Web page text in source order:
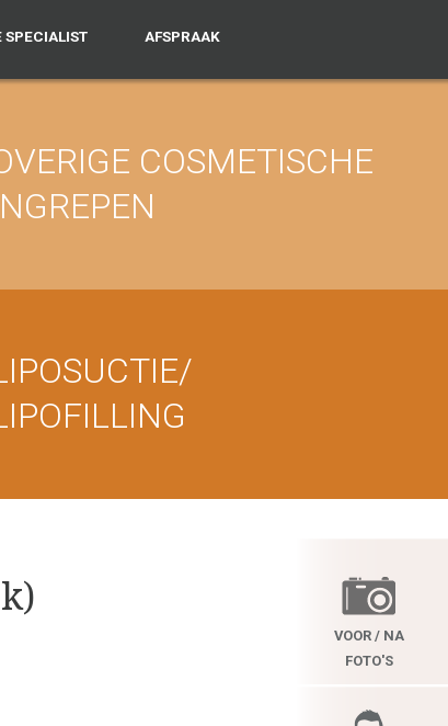
SPECIALIST AFSPRAAK
COSMETISCHE
VOOR / NA
FOTO'S